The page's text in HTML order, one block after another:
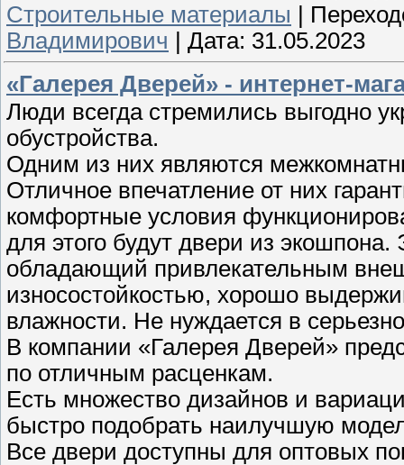
Строительные материалы
Владимирович
Дата: 31.05.2023
«Галерея Дверей» - интернет-
Люди всегда стремились выгодно
обустройства.
Одним из них являются
Отличное впечатление от них
комфортные условия
для этого будут двери из
обладающий привлекательным
износостойкостью, хорошо
влажности. Не нуждается в
В компании «Галерея Дверей»
по отличным расценкам.
Есть множество дизайнов и
быстро подобрать наилучшую
Все двери доступны для оптовых